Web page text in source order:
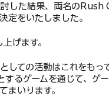
した結果、両名のRush
定をいたしました。
げます。
ての活動はこれをもっ
るゲームを通じて、ゲー
まいります。